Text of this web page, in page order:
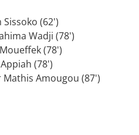
(62')
Wadji (78')
(78')
(78')
Amougou (87')